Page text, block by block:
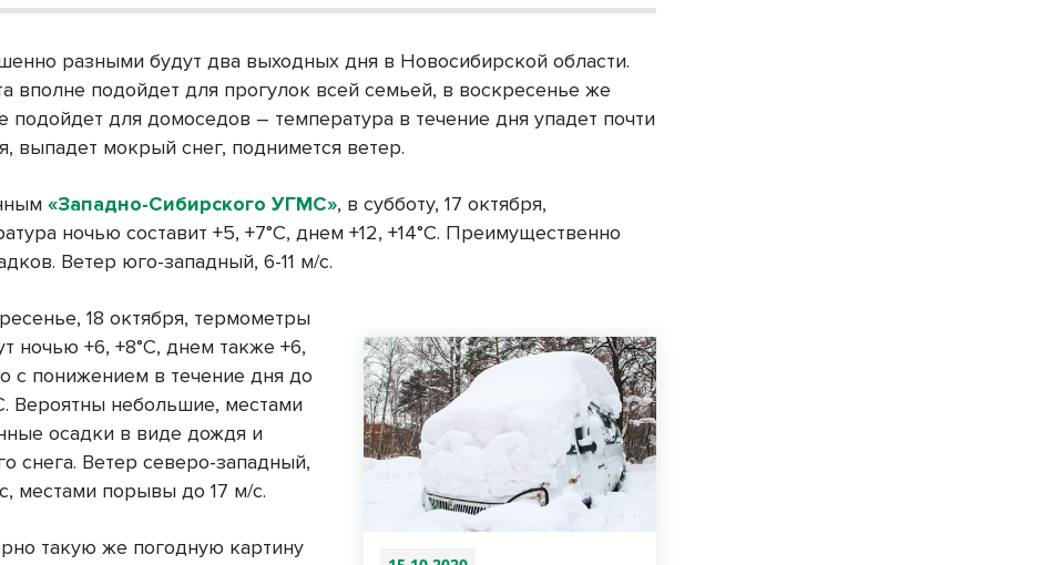
разными будут два выходных дня в Новосибирской области.
вполне подойдет для прогулок всей семьей, в воскресенье же
подойдет для домоседов – температура в течение дня упадет почти
выпадет мокрый снег, поднимется ветер.
«Западно-Сибирского УГМС», в субботу, 17 октября,
ночью составит +5, +7°С, днем +12, +14°С. Преимущественно
Ветер юго-западный, 6-11 м/с.
18 октября, термометры
ночью +6, +8°С, днем также +6,
с понижением в течение дня до
Вероятны небольшие, местами
осадки в виде дождя и
снега. Ветер северо-западный,
местами порывы до 17 м/с.
такую же погодную картину